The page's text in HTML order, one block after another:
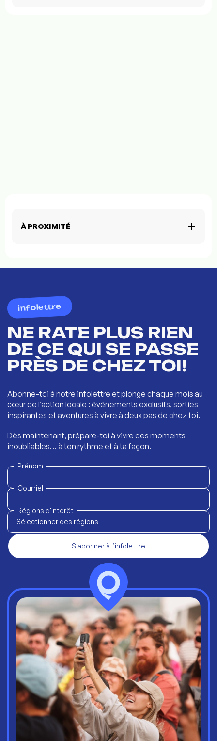
À PROXIMITÉ
infolettre
NE RATE PLUS RIEN
DE CE QUI SE PASSE
PRÈS DE CHEZ TOI!
Abonne-toi à notre infolettre et plonge chaque mois au
cœur de l’action locale : événements exclusifs, sorties
inspirantes et aventures à vivre à deux pas de chez toi.
Dès maintenant, prépare-toi à vivre des moments
inoubliables… à ton rythme et à ta façon.
Prénom
Courriel
Régions d'intérêt
Sélectionner des régions
S’abonner à l’infolettre